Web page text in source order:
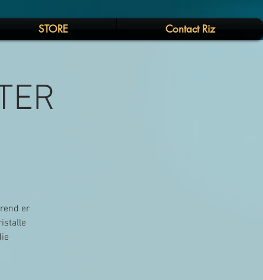
STORE Contact Riz
er